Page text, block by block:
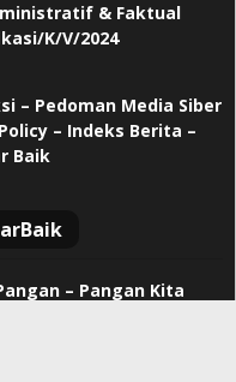
& Faktual
K/V/2024
– Pedoman Media Siber
– Indeks Berita –
Baik
– Pangan Kita